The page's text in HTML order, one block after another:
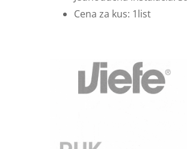
Cena za kus: 1list